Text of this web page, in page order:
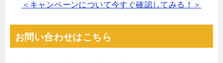
＜キャンペーンについて今すぐ確認してみる！＞
お問い合わせはこちら